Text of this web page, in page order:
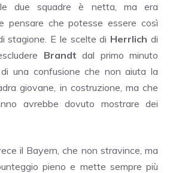
due squadre è netta, ma era
pensare che potesse essere così
stagione. E le scelte di Herrlich di
Brandt dal primo minuto
una confusione che non aiuta la
giovane, in costruzione, ma che
avrebbe dovuto mostrare dei
il Bayern, che non stravince, ma
pieno e mette sempre più